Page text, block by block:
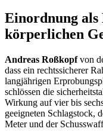
Einordnung
körperlichen
Andreas Roßkopfvon
dass ein rechtssicherer
langjährigen
schlössen die
Wirkung auf vier bis
geeigneten Schlagstock,
Meter und der